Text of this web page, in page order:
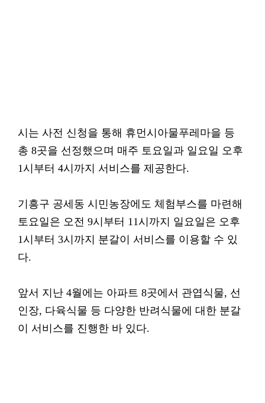
시는 사전 신청을 통해 휴먼시아물푸레마을 등
총 8곳을 선정했으며 매주 토요일과 일요일 오후
1시부터 4시까지 서비스를 제공한다.
기흥구 공세동 시민농장에도 체험부스를 마련해
토요일은 오전 9시부터 11시까지 일요일은 오후
1시부터 3시까지 분갈이 서비스를 이용할 수 있
다.
앞서 지난 4월에는 아파트 8곳에서 관엽식물, 선
인장, 다육식물 등 다양한 반려식물에 대한 분갈
이 서비스를 진행한 바 있다.